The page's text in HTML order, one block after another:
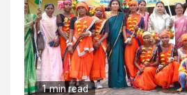
1 min read